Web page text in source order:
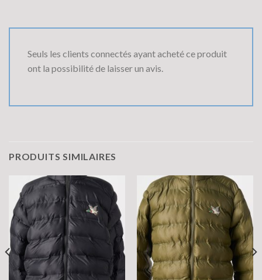
Seuls les clients connectés ayant acheté ce produit
ont la possibilité de laisser un avis.
PRODUITS SIMILAIRES